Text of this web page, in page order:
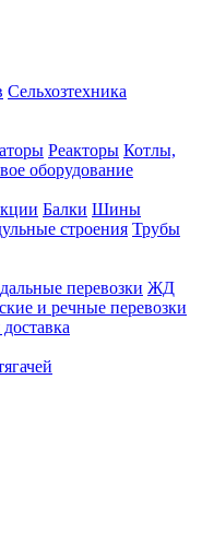
Сельхозтехника
Реакторы Котлы,
оборудование
Балки Шины
строения Трубы
перевозки ЖД
и речные перевозки